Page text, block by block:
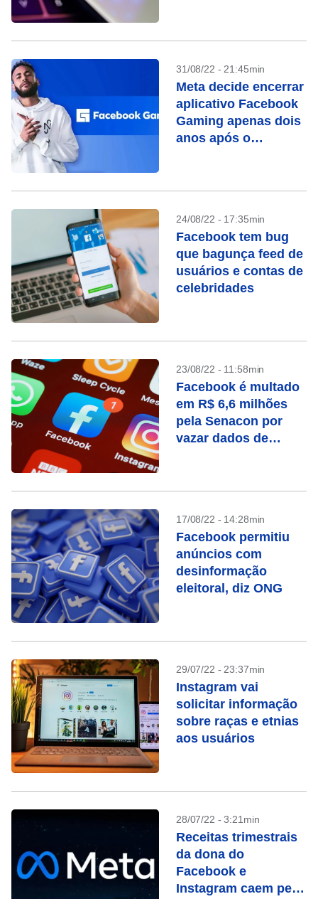
31/08/22 - 21:45min
Meta decide encerrar
aplicativo Facebook
Gaming apenas dois
anos após o
24/08/22 - 17:35min
Facebook tem bug
que bagunça feed de
usuários e contas de
celebridades
23/08/22 - 11:58min
Facebook é multado
em R$ 6,6 milhões
pela Senacon por
vazar dados de
17/08/22 - 14:28min
Facebook permitiu
anúncios com
desinformação
eleitoral, diz ONG
29/07/22 - 23:37min
Instagram vai
solicitar informação
sobre raças e etnias
aos usuários
28/07/22 - 3:21min
Receitas trimestrais
da dona do
Facebook e
Instagram caem pela